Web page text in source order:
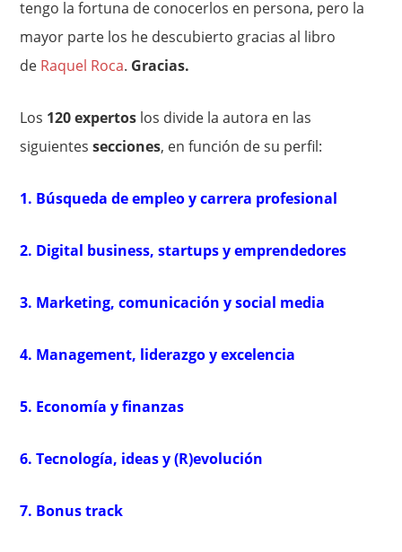
tengo la fortuna de conocerlos en persona, pero la
mayor parte los he descubierto gracias al libro
de Raquel Roca. Gracias.
Los 120 expertos los divide la autora en las
siguientessecciones, en función de su perfil:
1. Búsqueda de empleo y carrera profesional
2. Digital business, startups y emprendedores
3. Marketing, comunicación y social media
4. Management, liderazgo y excelencia
5. Economía y finanzas
6. Tecnología, ideas y (R)evolución
7. Bonus track